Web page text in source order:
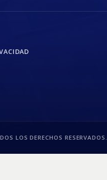
LOS DERECHOS RESERVADOS.